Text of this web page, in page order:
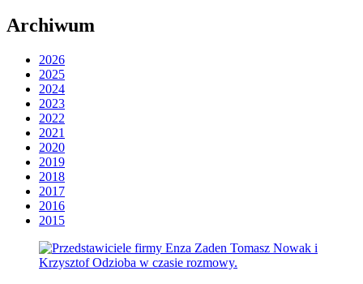
Archiwum
2026
2025
2024
2023
2022
2021
2020
2019
2018
2017
2016
2015